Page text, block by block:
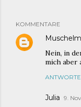
KOMMENTARE
Nein, in
mich aber
Julia 9.